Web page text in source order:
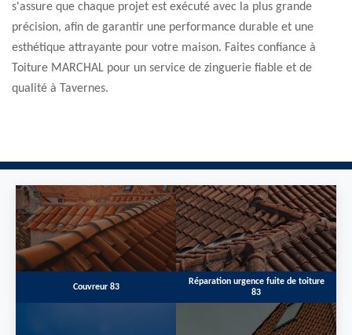
s'assure que chaque projet est exécuté avec la plus grande
précision, afin de garantir une performance durable et une
esthétique attrayante pour votre maison. Faites confiance à
Toiture MARCHAL pour un service de zinguerie fiable et de
qualité à Tavernes.
Couvreur 83
Réparation urgence fuite de toiture
83